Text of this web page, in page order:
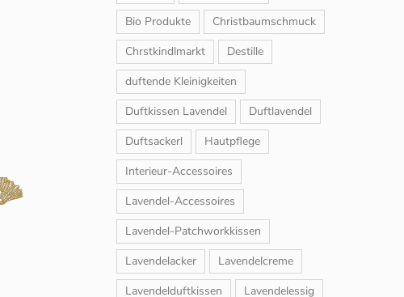
Bio Produkte
Christbaumschmuck
Chrstkindlmarkt
Destille
duftende Kleinigkeiten
Duftkissen Lavendel
Duftlavendel
Duftsackerl
Hautpflege
Interieur-Accessoires
Lavendel-Accessoires
Lavendel-Patchworkkissen
Lavendelacker
Lavendelcreme
Lavendelduftkissen
Lavendelessig